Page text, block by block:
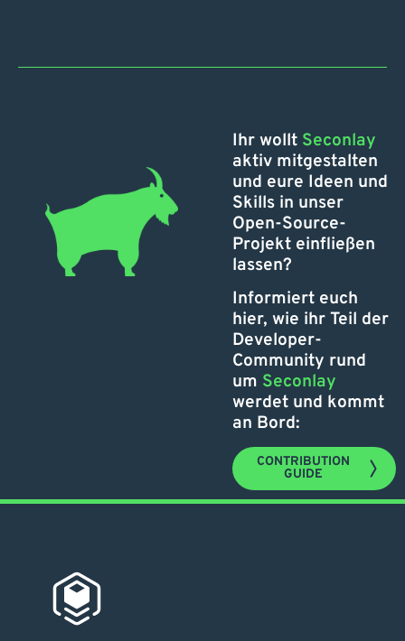
Ihr wollt Seconlay
aktiv mitgestalten
und eure Ideen und
Skills in unser
Open-Source-
Projekt einfließen
lassen?
Informiert euch
hier, wie ihr Teil der
Developer-
Community rund
um Seconlay
werdet und kommt
an Bord:
CONTRIBUTION
GUIDE